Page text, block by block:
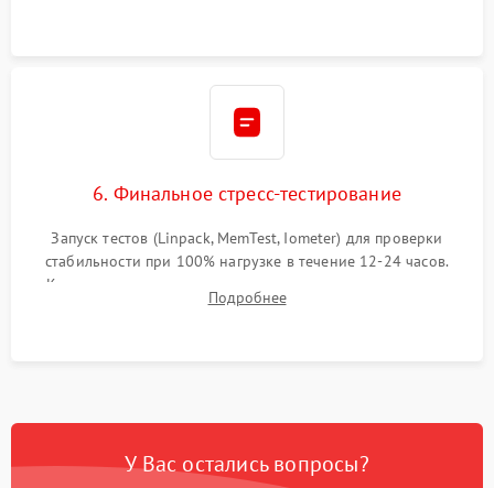
6. Финальное стресс-тестирование
Запуск тестов (Linpack, MemTest, Iometer) для проверки
стабильности при 100% нагрузке в течение 12-24 часов.
Контроль температурных режимов, проверка отсутствия
троттлинга и подготовка сервера к выдаче.
Подробнее
У Вас остались вопросы?